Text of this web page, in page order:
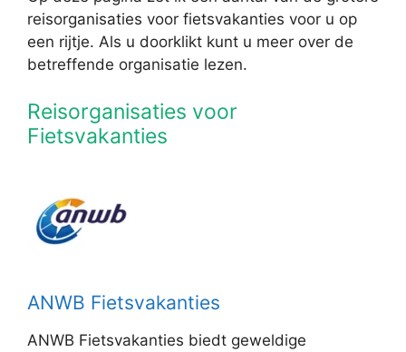
reisorganisaties voor fietsvakanties voor u op
een rijtje. Als u doorklikt kunt u meer over de
betreffende organisatie lezen.
Reisorganisaties voor
Fietsvakanties
ANWB Fietsvakanties
ANWB Fietsvakanties biedt geweldige